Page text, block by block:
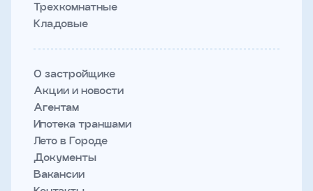
Трехкомнатные
Кладовые
О застройщике
Акции и новости
Агентам
Ипотека траншами
Лето в Городе
Документы
Вакансии